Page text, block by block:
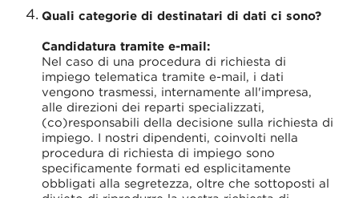
Quali categorie di destinatari di dati ci sono?
Candidatura tramite e-mail:
Nel caso di una procedura di richiesta di
impiego telematica tramite e-mail, i dati
vengono trasmessi, internamente all'impresa,
alle direzioni dei reparti specializzati,
(co)responsabili della decisione sulla richiesta di
impiego. I nostri dipendenti, coinvolti nella
procedura di richiesta di impiego sono
specificamente formati ed esplicitamente
obbligati alla segretezza, oltre che sottoposti al